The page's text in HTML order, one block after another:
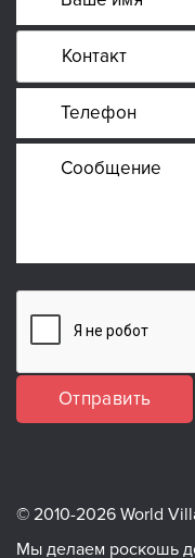
Отправить
© 2010-2026 World
Мы делаем роскошь